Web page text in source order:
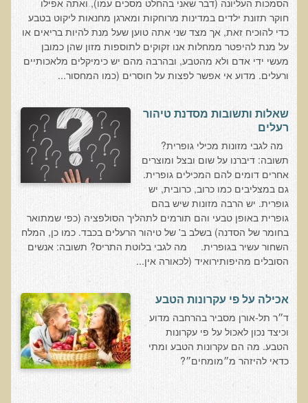
הצוות שלנו
ד"ר גבריאל שמלוב MD
ד"ר שולמית לוריא (MD)
איפה נמצא ד"ר תל-אורן
אקופוליטן רשת בינ"ל לבריאות האדם והסביבה
מיהו ד"ר עדיאל תל-אורן
הארגון למזעור החשיפה האלקטרומגנטית
מרפ"י - המרכז לרפואה פונקציונאלית בישראל
הקלה בדיכאון חמור
חקר יוחסין חוצה דורות MTTG
דיטוקסיפיקציה של הנפש EMDR
EMDR BSP MTTG
הסמכות העליונה (דבר שאני בהחלט מסכים עמו), ואתה אפילו
חוקר תזונת ילדים במדינות מרוחקות ומארגן מחנאות ליקוט בטבע
כדי להוכיח זאת, אך מצד שני אתה טוען שעל מנת להיות בריאים או
על מנת להיפטר ממחלות אנו זקוקים לתוספות מזון שהן כמובן
מעשי ידי אדם ולא מהטבע, ובהרבה מהם יש כימיקלים מלאכותיים
ורעלים. מדוע אי אפשר לפצות על חוסרים (כמו המחסור...
שאלות ותשובות מסדנת טיהור
רעלים
מה לגבי מזונות מכילי גופרית?
תשובה: דיברנו על שום ובצל ומוצרים
אחרים דומים להם המכילים גופרית.
גם במצליבים כמו כרוב, כרובית, יש
גופרית. יש הרבה מזונות שיש בהם
גופרית באופן טבעי והם תורמים לתהליך הסולפציה (כפי שמתואר
בחומר של הסדנה) בשלב ב' של טיהור הרעלים בכבד. כמו כן, המלח
השחור עשיר בגופרית. מה לגבי בלוטת התריס? תשובה: אנשים
הסובלים מהיפותירואיד (לכאורה אין...
אכילה על פי עקרונות הטבע
ד״ר תל-אורן מסביר בהרחבה מדוע
וכיצד נכון לאכול על פי עקרונות
הטבע. מה הם עקרונות הטבע ומתי
כדאי להיזהר מ״מומחים״?